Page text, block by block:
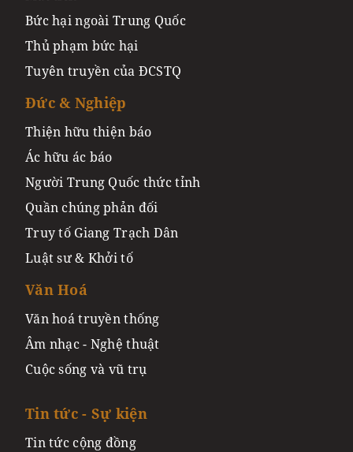
Bức hại ngoài Trung Quốc
Thủ phạm bức hại
Tuyên truyền của ĐCSTQ
Đức & Nghiệp
Thiện hữu thiện báo
Ác hữu ác báo
Người Trung Quốc thức tỉnh
Quần chúng phản đối
Truy tố Giang Trạch Dân
Luật sư & Khởi tố
Văn Hoá
Văn hoá truyền thống
Âm nhạc - Nghệ thuật
Cuộc sống và vũ trụ
Tin tức - Sự kiện
Tin tức cộng đồng